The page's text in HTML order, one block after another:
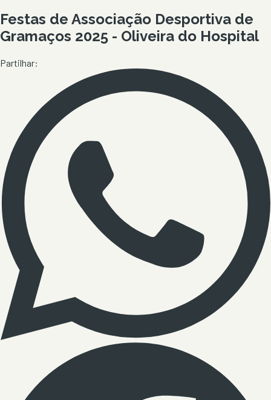
Festas de Associação Desportiva de
Gramaços 2025 - Oliveira do Hospital
Partilhar: